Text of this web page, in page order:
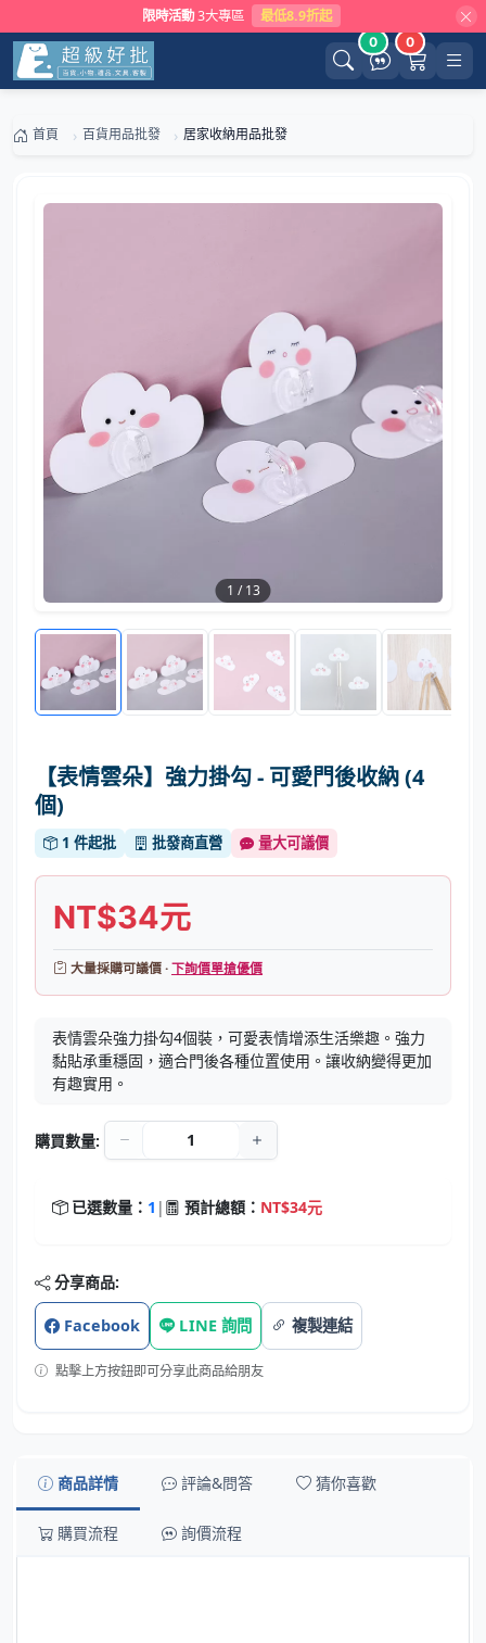
限時活動 3大專區 最低8.9折起
0 0
首頁 百貨用品批發 居家收納用品批發
1 /13
【表情雲朵】強力掛勾 - 可愛門後收納 (4
個)
1 件起批 批發商直營 量大可議價
NT$34元
大量採購可議價 ·下詢價單搶優價
表情雲朵強力掛勾4個裝，可愛表情增添生活樂趣。強力
黏貼承重穩固，適合門後各種位置使用。讓收納變得更加
有趣實用。
購買數量:
已選數量： 1 | 預計總額： NT$34元
分享商品:
Facebook LINE 詢問 複製連結
點擊上方按鈕即可分享此商品給朋友
商品詳情 評論&問答 猜你喜歡
購買流程 詢價流程